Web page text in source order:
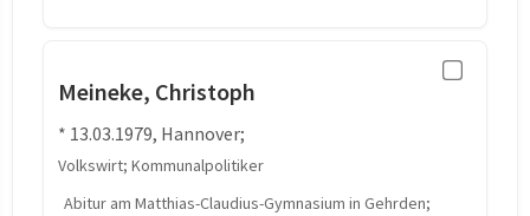
Meineke, Christoph
* 13.03.1979, Hannover;
Volkswirt; Kommunalpolitiker
Abitur am Matthias-Claudius-Gymnasium in Gehrden;